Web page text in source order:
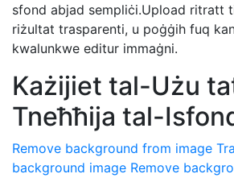
sfond abjad sempliċi.Upload ritratt
riżultat trasparenti, u poġġih fuq
kwalunkwe editur immaġni.
Każijiet tal-Użu
Tneħħija tal-
Remove background from image
background image Remove